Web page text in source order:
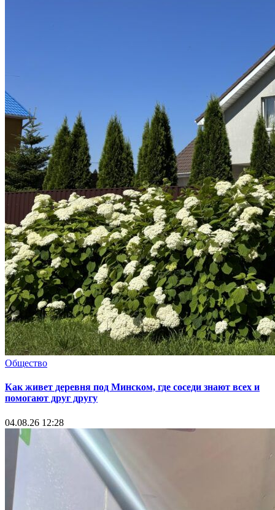
Общество
Как живет деревня под Минском, где соседи знают всех и
помогают друг другу
04.08.26 12:28